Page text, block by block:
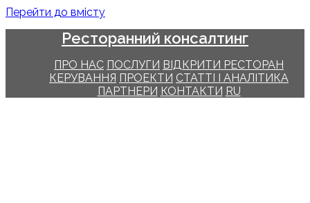
Перейти до вмісту
Ресторанний консалтинг
ПРО НАС ПОСЛУГИ ВІДКРИТИ РЕСТОРАН
КЕРУВАННЯ ПРОЕКТИ СТАТТІ І АНАЛІТИКА
ПАРТНЕРИ КОНТАКТИ RU